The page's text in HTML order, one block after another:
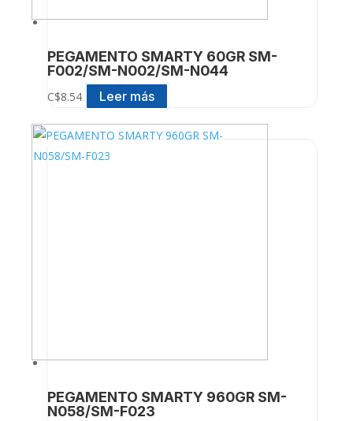
PEGAMENTO SMARTY 60GR SM-
F002/SM-N002/SM-N044
C$8.54 Leer más
PEGAMENTO SMARTY 960GR SM-
N058/SM-F023